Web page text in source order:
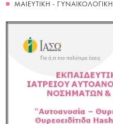
ΜΑΙΕΥΤΙΚΗ - ΓΥΝΑΙΚΟΛΟΓΙΚΗ